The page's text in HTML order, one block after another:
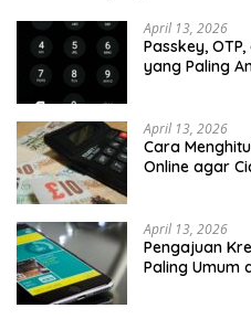
April 13, 2026
Passkey,
yang Paling
April 13, 2026
Cara
Online agar
April 13, 2026
Pengajuan
Paling Umum